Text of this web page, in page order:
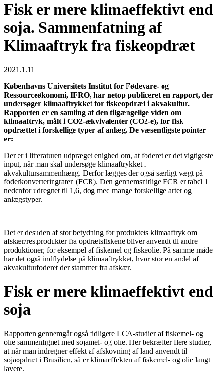
Fisk er mere klimaeffektivt end
soja. Sammenfatning af
Klimaaftryk fra fiskeopdræt
2021.1.11
Københavns Universitets Institut for Fødevare- og
Ressourceøkonomi, IFRO, har netop publiceret en rapport, der
undersøger klimaaftrykket for fiskeopdræt i akvakultur.
Rapporten er en samling af den tilgængelige viden om
klimaaftryk, målt i CO2-ækvivalenter (CO2-e), for fisk
opdrættet i forskellige typer af anlæg. De væsentligste pointer
er:
Der er i litteraturen udpræget enighed om, at foderet er det vigtigeste
input, når man skal undersøge klimaaftrykket i
akvakultursammenhæng. Derfor lægges der også særligt vægt på
foderkonverteringraten (FCR). Den gennemsnitlige FCR er tabel 1
nedenfor udregnet til 1,6, dog med mange forskellige arter og
anlægstyper.
Det er desuden af stor betydning for produktets klimaaftryk om
afskær/restprodukter fra opdrætsfiskene bliver anvendt til andre
produktioner, for eksempel af fiskemel og fiskeolie. På samme måde
har det også indflydelse på klimaaftrykket, hvor stor en andel af
akvakulturfoderet der stammer fra afskær.
Fisk er mere klimaeffektivt end
soja
Rapporten gennemgår også tidligere LCA-studier af fiskemel- og
olie sammenlignet med sojamel- og olie. Her bekræfter flere studier,
at når man indregner effekt af afskovning af land anvendt til
sojaopdræt i Brasilien, så er klimaeffekten af fiskemel- og olie langt
lavere.